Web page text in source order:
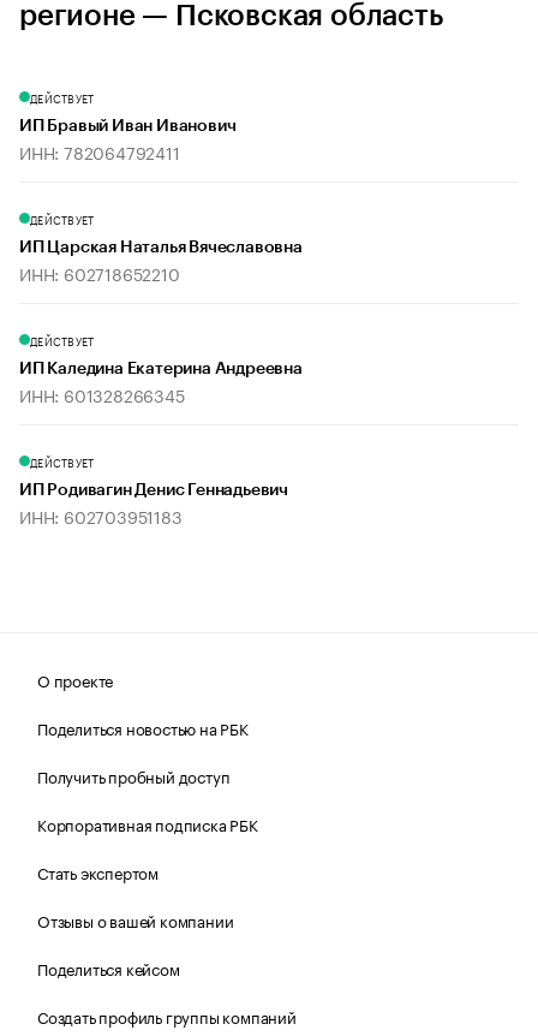
регионе — Псковская область
ДЕЙСТВУЕТ
ИП Бравый Иван Иванович
ИНН: 782064792411
ДЕЙСТВУЕТ
ИП Царская Наталья Вячеславовна
ИНН: 602718652210
ДЕЙСТВУЕТ
ИП Каледина Екатерина Андреевна
ИНН: 601328266345
ДЕЙСТВУЕТ
ИП Родивагин Денис Геннадьевич
ИНН: 602703951183
О проекте
Поделиться новостью на РБК
Получить пробный доступ
Корпоративная подписка РБК
Стать экспертом
Отзывы о вашей компании
Поделиться кейсом
Создать профиль группы компаний